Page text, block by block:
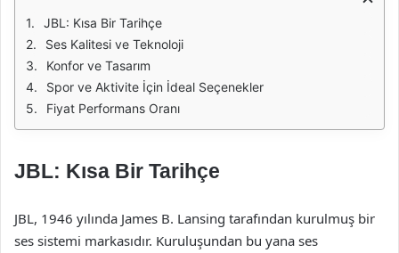
JBL: Kısa Bir Tarihçe
Ses Kalitesi ve Teknoloji
Konfor ve Tasarım
Spor ve Aktivite İçin İdeal Seçenekler
Fiyat Performans Oranı
JBL: Kısa Bir Tarihçe
JBL, 1946 yılında James B. Lansing tarafından kurulmuş bir
ses sistemi markasıdır. Kuruluşundan bu yana ses